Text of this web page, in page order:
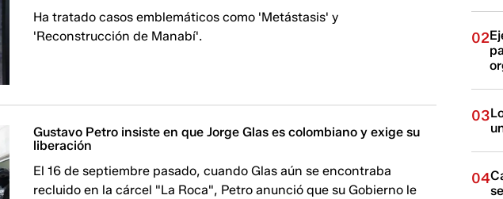
Ha tratado casos emblemáticos como 'Metástasis' y
'Reconstrucción de Manabí'.
Gustavo Petro insiste en que Jorge Glas es colombiano y exige su
liberación
El 16 de septiembre pasado, cuando Glas aún se encontraba
recluido en la cárcel "La Roca", Petro anunció que su Gobierno le
02
03
04